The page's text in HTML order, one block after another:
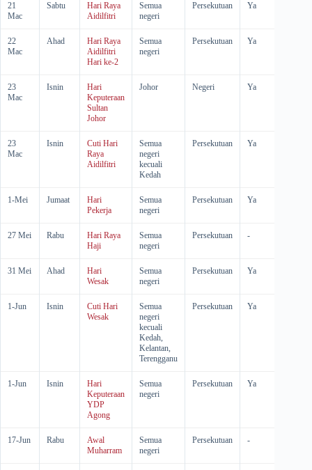
21
Mac
Sabtu
Hari Raya
Aidilfitri
Semua
negeri
Persekutuan Ya
22
Mac
Ahad
Hari Raya
Aidilfitri
Hari ke-2
Semua
negeri
Persekutuan Ya
23
Mac
Isnin
Hari
Keputeraan
Sultan
Johor
Johor Negeri Ya
23
Mac
Isnin
Cuti Hari
Raya
Aidilfitri
Semua
negeri
kecuali
Kedah
Persekutuan Ya
1-Mei Jumaat
Hari
Pekerja
Semua
negeri
Persekutuan Ya
27 Mei Rabu
Hari Raya
Haji
Semua
negeri
Persekutuan -
31 Mei Ahad
Hari
Wesak
Semua
negeri
Persekutuan Ya
1-Jun Isnin
Cuti Hari
Wesak
Semua
negeri
kecuali
Kedah,
Kelantan,
Terengganu
Persekutuan Ya
1-Jun Isnin
Hari
Keputeraan
YDP
Agong
Semua
negeri
Persekutuan Ya
17-Jun Rabu
Awal
Muharram
Semua
negeri
Persekutuan -